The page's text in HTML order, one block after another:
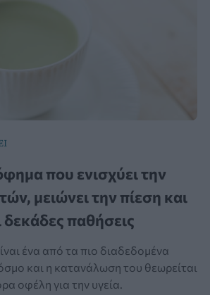
που ενισχύει την
μειώνει την πίεση και
παθήσεις
ένα από τα πιο διαδεδομένα
και η κατανάλωση του θεωρείται
οφέλη για την υγεία.